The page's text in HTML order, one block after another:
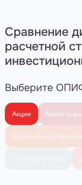
Сравнение
расчетной
Выберите
Акции Акции
Акции несырьевых